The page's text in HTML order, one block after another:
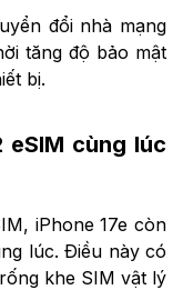
đổi nhà mạng
tăng độ bảo mật
bị.
eSIM cùng lúc
iPhone 17e còn
lúc. Điều này có
khe SIM vật lý